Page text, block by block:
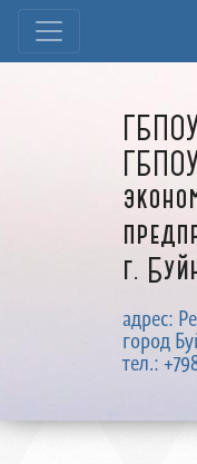
г.
адрес:
город
тел.: